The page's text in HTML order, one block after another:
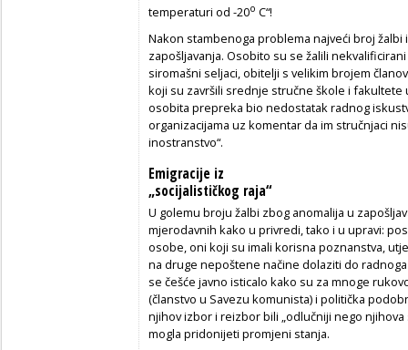
temperaturi od -20o C“!
Nakon stambenoga problema najveći broj
zapošljavanja. Osobito su se žalili
siromašni seljaci, obitelji s velikim brojem
koji su završili srednje stručne škole i fakultete
osobita prepreka bio nedostatak radnog
organizacijama uz komentar da im stručnjaci
inostranstvo“.
Emigracije iz
„socijalističkog raja“
U golemu broju žalbi zbog anomalija u
mjerodavnih kako u privredi, tako i u upravi:
osobe, oni koji su imali korisna poznanstva,
na druge nepoštene načine dolaziti do
se češće javno isticalo kako su za mnoge
(članstvo u Savezu komunista) i politička
njihov izbor i reizbor bili „odlučniji nego
mogla pridonijeti promjeni stanja.